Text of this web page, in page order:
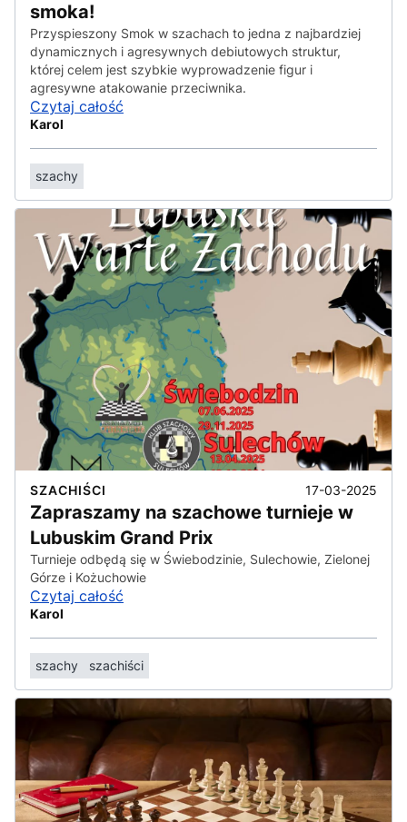
smoka!
Przyspieszony Smok w szachach to jedna z najbardziej
dynamicznych i agresywnych debiutowych struktur,
której celem jest szybkie wyprowadzenie figur i
agresywne atakowanie przeciwnika.
Czytaj całość
Karol
szachy
SZACHIŚCI 17-03-2025
Zapraszamy na szachowe turnieje w
Lubuskim Grand Prix
Turnieje odbędą się w Świebodzinie, Sulechowie, Zielonej
Górze i Kożuchowie
Czytaj całość
Karol
szachy szachiści